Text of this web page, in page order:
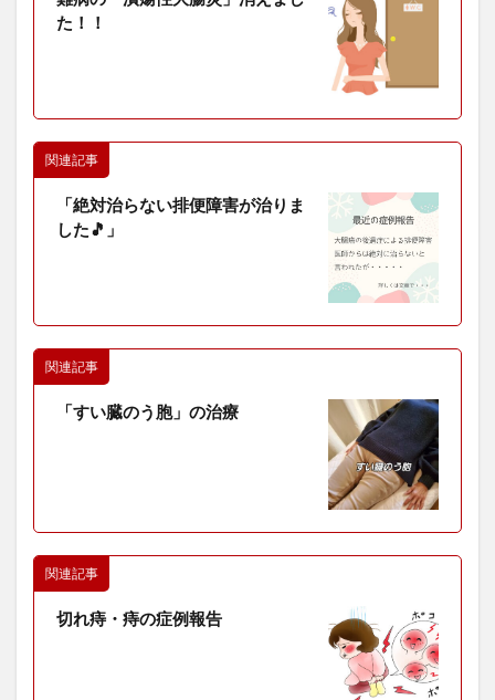
た！！
関連記事
「絶対治らない排便障害が治りま
した🎵」
関連記事
「すい臓のう胞」の治療
関連記事
切れ痔・痔の症例報告